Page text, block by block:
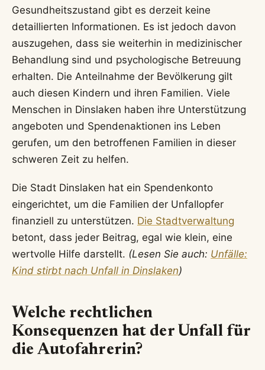
Gesundheitszustand gibt es derzeit keine
detaillierten Informationen. Es ist jedoch davon
auszugehen, dass sie weiterhin in medizinischer
Behandlung sind und psychologische Betreuung
erhalten. Die Anteilnahme der Bevölkerung gilt
auch diesen Kindern und ihren Familien. Viele
Menschen in Dinslaken haben ihre Unterstützung
angeboten und Spendenaktionen ins Leben
gerufen, um den betroffenen Familien in dieser
schweren Zeit zu helfen.
Die Stadt Dinslaken hat ein Spendenkonto
eingerichtet, um die Familien der Unfallopfer
finanziell zu unterstützen. Die Stadtverwaltung
betont, dass jeder Beitrag, egal wie klein, eine
wertvolle Hilfe darstellt. (Lesen Sie auch: Unfälle:
Kind stirbt nach Unfall in Dinslaken)
Welche rechtlichen
Konsequenzen hat der Unfall für
die Autofahrerin?